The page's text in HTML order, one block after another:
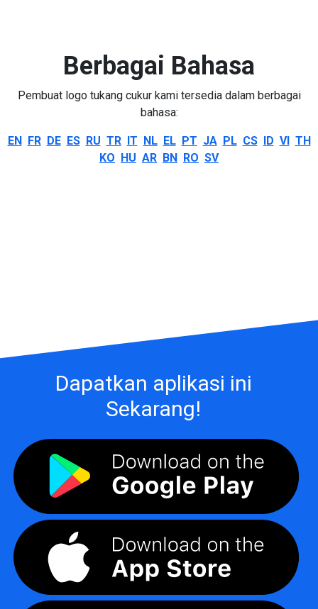
Berbagai Bahasa
Pembuat logo tukang cukur kami tersedia dalam berbagai
bahasa:
EN FR DE ES RU TR IT NL EL PT JA PL CS ID VI TH
KO HU AR BN RO SV
Dapatkan aplikasi ini
Sekarang!